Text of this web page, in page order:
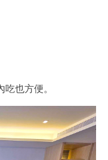
也方便。